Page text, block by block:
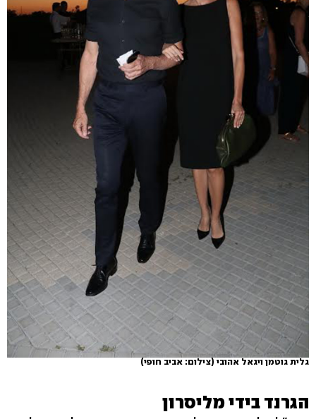
גלית גוטמן ויגאל אהובי(צילום: אביב חופי)
הגרנד בידי מליסרון